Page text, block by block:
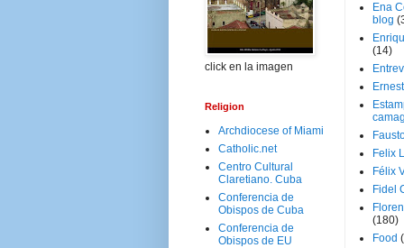
click en la imagen
Religion
Archdiocese of Miami
Catholic.net
Centro Cultural
Claretiano. Cuba
Conferencia de
Obispos de Cuba
Conferencia de
Obispos de EU
Ena
blog
(14)
Felix
Félix
Fidel
(180)
Food